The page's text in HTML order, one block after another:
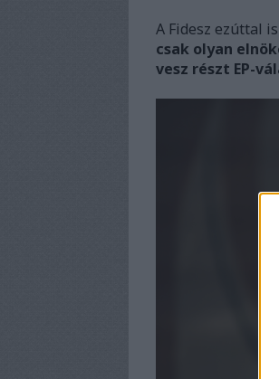
A Fidesz ezúttal
csak olyan
vesz részt EP-